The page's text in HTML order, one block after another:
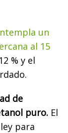
un
al 15
% y el
de
puro. El
para